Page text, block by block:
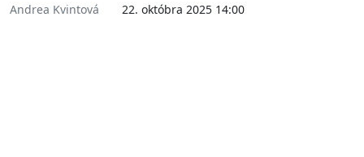
Andrea Kvintová 22. októbra 2025 14:00